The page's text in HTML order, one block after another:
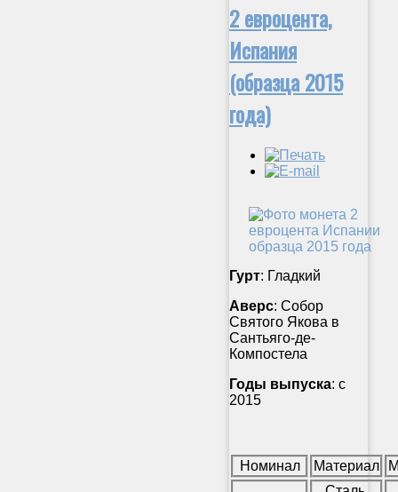
2 евроцента,
Испания
(образца 2015
года)
Гурт: Гладкий
Аверс: Собор
Святого Якова в
Сантьяго-де-
Компостела
Годы выпуска: с
2015
Номинал Материал